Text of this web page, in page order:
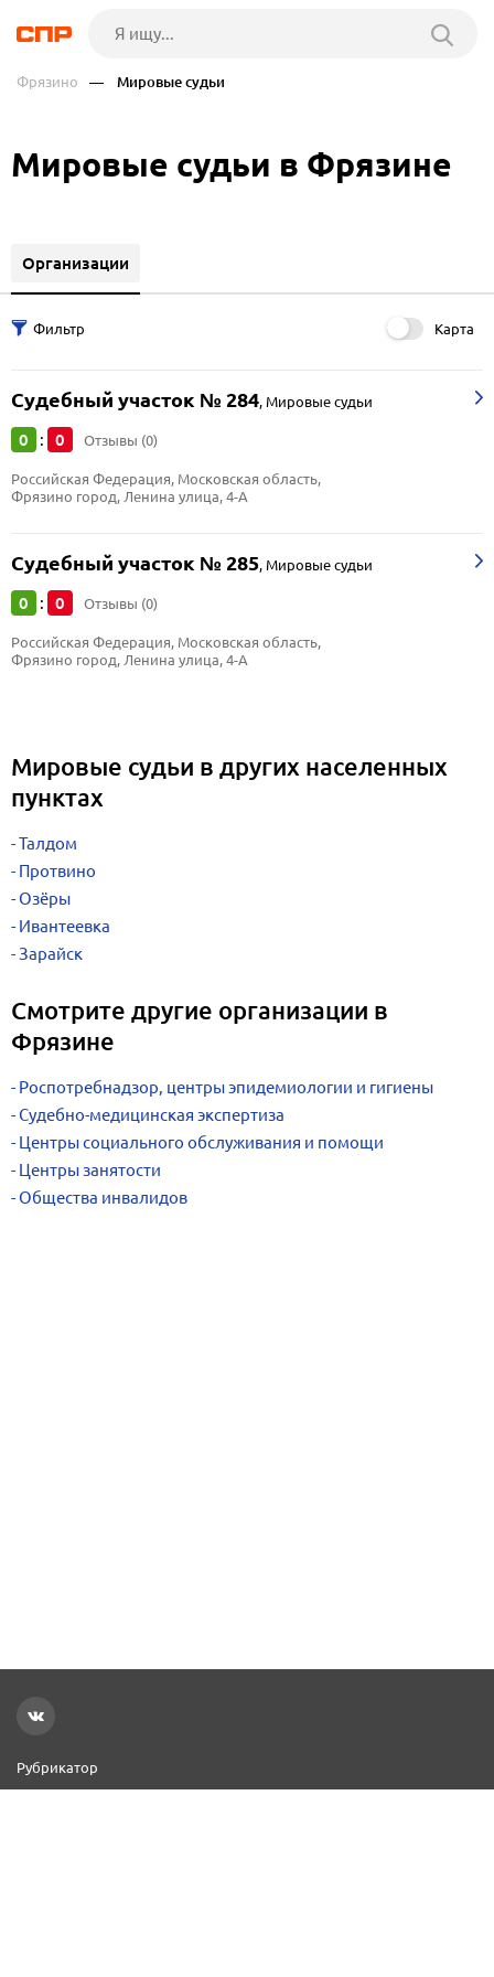
Фрязино — Мировые судьи
Мировые судьи в Фрязине
Организации
Карта
Судебный участок № 284, Мировые судьи
0 : 0 Отзывы (0)
Российская Федерация, Московская область,
Фрязино город, Ленина улица, 4-А
Судебный участок № 285, Мировые судьи
0 : 0 Отзывы (0)
Российская Федерация, Московская область,
Фрязино город, Ленина улица, 4-А
Мировые судьи в других населенных
пунктах
Талдом
Протвино
Озёры
Ивантеевка
Зарайск
Смотрите другие организации в
Фрязине
Роспотребнадзор, центры эпидемиологии и гигиены
Судебно-медицинская экспертиза
Центры социального обслуживания и помощи
Центры занятости
Общества инвалидов
Рубрикатор